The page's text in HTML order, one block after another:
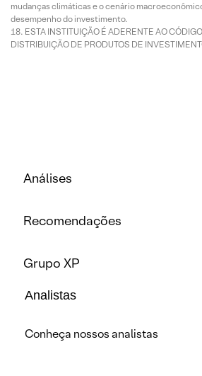
mudanças climáticas e o cenário
desempenho do investimento.
ESTA INSTITUIÇÃO É ADERENTE AO
DISTRIBUIÇÃO DE PRODUTOS DE
Análises
Recomendações
Grupo XP
Analistas
Conheça nossos analistas